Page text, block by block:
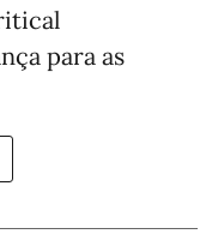
para as